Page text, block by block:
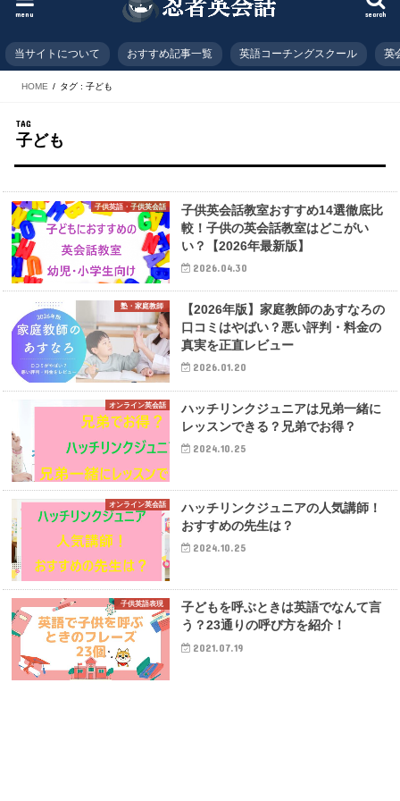
search
menu
当サイトについて おすすめ記事一覧 英語コーチングスクール 英
HOME タグ : 子ども
TAG
子ども
子供英語・子供英会話
子供英会話教室おすすめ14選徹底比
較！子供の英会話教室はどこがい
い？【2026年最新版】
2026.04.30
塾・家庭教師
【2026年版】家庭教師のあすなろの
口コミはやばい？悪い評判・料金の
真実を正直レビュー
2026.01.20
オンライン英会話
ハッチリンクジュニアは兄弟一緒に
レッスンできる？兄弟でお得？
2024.10.25
オンライン英会話
ハッチリンクジュニアの人気講師！
おすすめの先生は？
2024.10.25
子供英語表現
子どもを呼ぶときは英語でなんて言
う？23通りの呼び方を紹介！
2021.07.19